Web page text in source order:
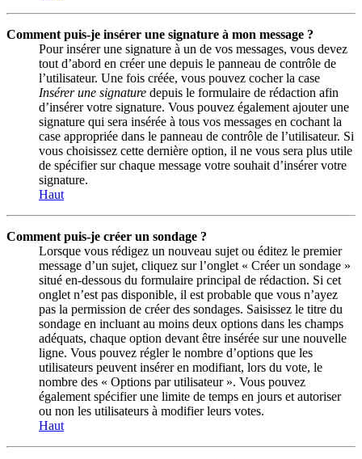
Comment puis-je insérer une signature à mon message ?
Pour insérer une signature à un de vos messages, vous devez
tout d’abord en créer une depuis le panneau de contrôle de
l’utilisateur. Une fois créée, vous pouvez cocher la case
Insérer une signature depuis le formulaire de rédaction afin
d’insérer votre signature. Vous pouvez également ajouter une
signature qui sera insérée à tous vos messages en cochant la
case appropriée dans le panneau de contrôle de l’utilisateur. Si
vous choisissez cette dernière option, il ne vous sera plus utile
de spécifier sur chaque message votre souhait d’insérer votre
signature.
Haut
Comment puis-je créer un sondage ?
Lorsque vous rédigez un nouveau sujet ou éditez le premier
message d’un sujet, cliquez sur l’onglet « Créer un sondage »
situé en-dessous du formulaire principal de rédaction. Si cet
onglet n’est pas disponible, il est probable que vous n’ayez
pas la permission de créer des sondages. Saisissez le titre du
sondage en incluant au moins deux options dans les champs
adéquats, chaque option devant être insérée sur une nouvelle
ligne. Vous pouvez régler le nombre d’options que les
utilisateurs peuvent insérer en modifiant, lors du vote, le
nombre des « Options par utilisateur ». Vous pouvez
également spécifier une limite de temps en jours et autoriser
ou non les utilisateurs à modifier leurs votes.
Haut